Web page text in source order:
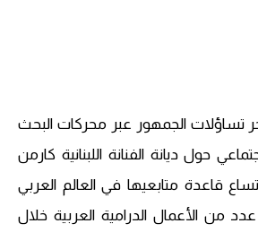
تساؤلات الجمهور عبر محركات البحث
حول ديانة الفنانة اللبنانية كارمن
قاعدة متابعيها في العالم العربي
من الأعمال الدرامية العربية خلال